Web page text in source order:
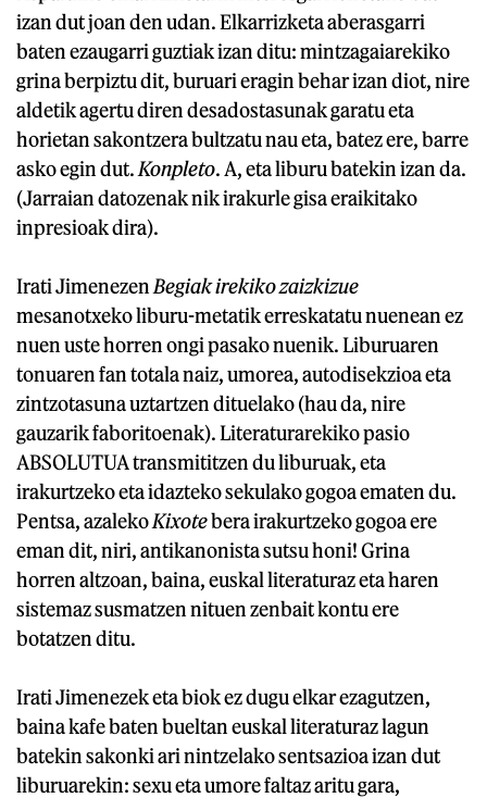
izan dut joan den udan. Elkarrizketa aberasgarri
baten ezaugarri guztiak izan ditu: mintzagaiarekiko
grina berpiztu dit, buruari eragin behar izan diot, nire
aldetik agertu diren desadostasunak garatu eta
horietan sakontzera bultzatu nau eta, batez ere, barre
asko egin dut. Konpleto. A, eta liburu batekin izan da.
(Jarraian datozenak nik irakurle gisa eraikitako
inpresioak dira).
Irati Jimenezen Begiak irekiko zaizkizue
mesanotxeko liburu-metatik erreskatatu nuenean ez
nuen uste horren ongi pasako nuenik. Liburuaren
tonuaren fan totala naiz, umorea, autodisekzioa eta
zintzotasuna uztartzen dituelako (hau da, nire
gauzarik faboritoenak). Literaturarekiko pasio
ABSOLUTUA transmititzen du liburuak, eta
irakurtzeko eta idazteko sekulako gogoa ematen du.
Pentsa, azalekoKixotebera irakurtzeko gogoa ere
eman dit, niri, antikanonista sutsu honi! Grina
horren altzoan, baina, euskal literaturaz eta haren
sistemaz susmatzen nituen zenbait kontu ere
botatzen ditu.
Irati Jimenezek eta biok ez dugu elkar ezagutzen,
baina kafe baten bueltan euskal literaturaz lagun
batekin sakonki ari nintzelako sentsazioa izan dut
liburuarekin: sexu eta umore faltaz aritu gara,